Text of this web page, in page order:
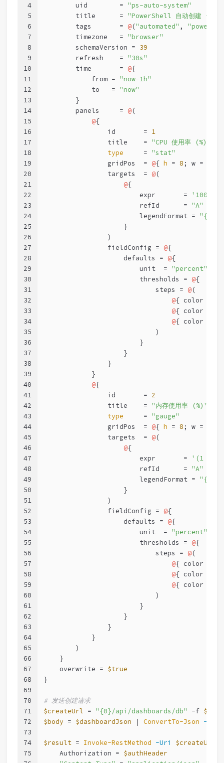
4
5
6
7
8
9
10
11
12
13
14
15
16
17
18
19
20
21
22
23
24
25
26
27
28
29
30
31
32
33
34
35
36
37
38
39
40
41
42
43
44
45
46
47
48
49
50
51
52
53
54
55
56
57
58
59
60
61
62
63
64
65
66
67
68
69
70
71
72
73
74
75
        uid        =
"ps-auto-system"
        title      =
"PowerShell 自动创建 - 系
        tags       =
@("automated" ,
        timezone   =
"browser"
        schemaVersion =
39
        refresh    =
"30s"
        time       =
@{
            from =
"now-1h"
            to   =
"now"
        }
        panels     =
@(
@{
                id       =
1
                title    =
"CPU 使用率 (%)"
type
     =
"stat"
                gridPos  =
@{ h = 8 ; w =
                targets  =
@(
@{
                        expr       =
'100 -
                        refId      =
"A"
                        legendFormat =
                    }
                )
                fieldConfig =
@{
                    defaults =
@{
                        unit  =
"percent"
                        thresholds =
@{
                            steps =
@(
@{ color =
@{ color =
@{ color =
                            )
                        }
                    }
                }
            }
@{
                id       =
2
                title    =
"内存使用率 (%)"
type
     =
"gauge"
                gridPos  =
@{ h = 8 ; w =
                targets  =
@(
@{
                        expr       =
'(1 -
                        refId      =
"A"
                        legendFormat =
                    }
                )
                fieldConfig =
@{
                    defaults =
@{
                        unit  =
"percent"
                        thresholds =
@{
                            steps =
@(
@{ color =
@{ color =
@{ color =
                            )
                        }
                    }
                }
            }
        )
    }
    overwrite =
$true
}
# 发送创建请求
$createUrl = "{0}/api/dashboards/db" -f
$body = $dashboardJson | ConvertTo-Json -
$result = Invoke-RestMethod -Uri $createUrl
    Authorization =
$authHeader